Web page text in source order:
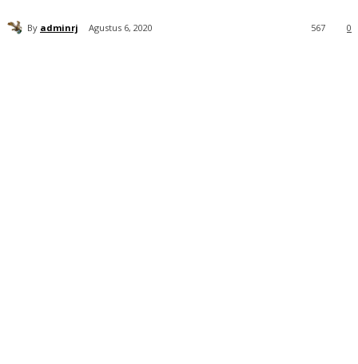
By adminrj Agustus 6, 2020 0
567